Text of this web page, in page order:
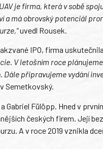
UAV je firma, která v sobě
a má obrovský potenciál
uvedl Rousek.
IPO, firma
V letošním roce
připravujeme vydání
Semetkovský.
Fülöpp. Hned v
českých firem. Její
A v roce 2019 vznikla